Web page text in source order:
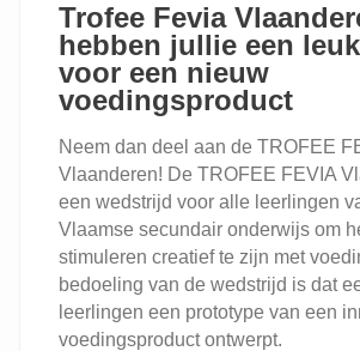
Trofee Fevia
hebben jullie een
voor een nieuw
voedingsproduct
Neem dan deel aan de TROFEE
Vlaanderen! De TROFEE FEVIA
een wedstrijd voor alle leerlingen
Vlaamse secundair onderwijs om
stimuleren creatief te zijn met
bedoeling van de wedstrijd is dat
leerlingen een prototype van een
voedingsproduct ontwerpt.